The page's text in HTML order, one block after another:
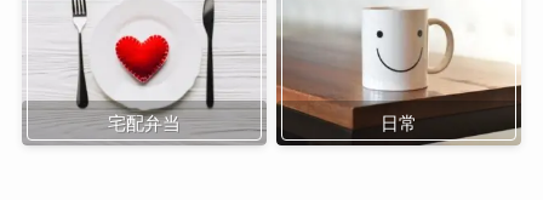
宅配弁当 日常